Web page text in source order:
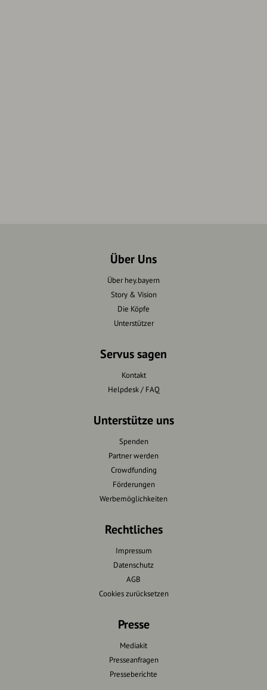
Über Uns
Über hey.bayern
Story & Vision
Die Köpfe
Unterstützer
Servus sagen
Kontakt
Helpdesk / FAQ
Unterstütze uns
Spenden
Partner werden
Crowdfunding
Förderungen
Werbemöglichkeiten
Rechtliches
Impressum
Datenschutz
AGB
Cookies zurücksetzen
Presse
Mediakit
Presseanfragen
Presseberichte